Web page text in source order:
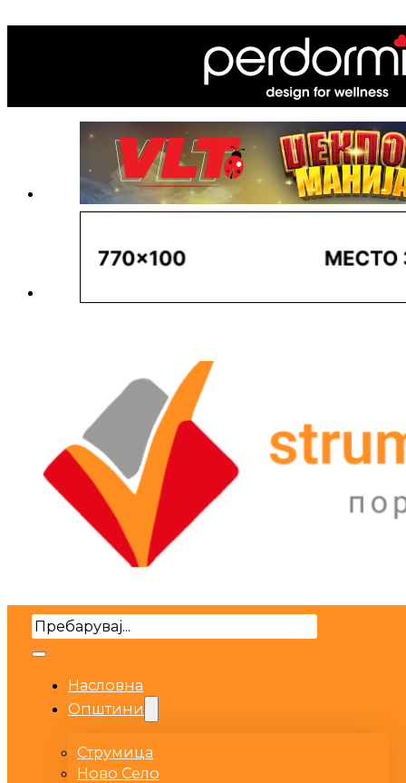
Search
Насловна
Општини
Струмица
Ново Село